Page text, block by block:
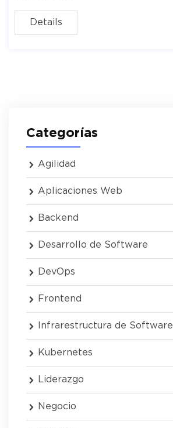
Details
Categorías
Agilidad
Aplicaciones Web
Backend
Desarrollo de Software
DevOps
Frontend
Infrarestructura de Software
Kubernetes
Liderazgo
Negocio